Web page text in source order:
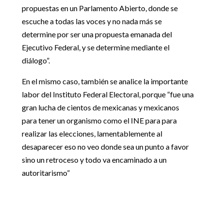
propuestas en un Parlamento Abierto, donde se
escuche a todas las voces y no nada más se
determine por ser una propuesta emanada del
Ejecutivo Federal, y se determine mediante el
diálogo”.
En el mismo caso, también se analice la importante
labor del Instituto Federal Electoral, porque “fue una
gran lucha de cientos de mexicanas y mexicanos
para tener un organismo como el INE para para
realizar las elecciones, lamentablemente al
desaparecer eso no veo donde sea un punto a favor
sino un retroceso y todo va encaminado a un
autoritarismo”